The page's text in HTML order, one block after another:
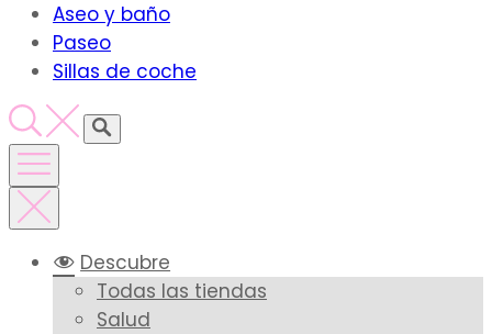
Aseo y baño
Paseo
Sillas de coche
Descubre
Todas las tiendas
Salud